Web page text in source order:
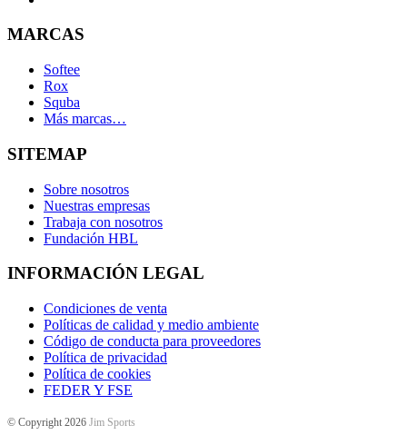
MARCAS
Softee
Rox
Squba
Más marcas…
SITEMAP
Sobre nosotros
Nuestras empresas
Trabaja con nosotros
Fundación HBL
INFORMACIÓN LEGAL
Condiciones de venta
Políticas de calidad y medio ambiente
Código de conducta para proveedores
Política de privacidad
Política de cookies
FEDER Y FSE
© Copyright 2026 Jim Sports